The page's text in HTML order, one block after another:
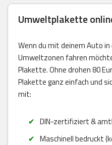
Umweltplakette
Wenn du mit deinem Auto
Umweltzonen fahren
Plakette. Ohne drohen 80
Plakette ganz einfach und
mit:
DIN-zertifiziert &
Maschinell bedruckt